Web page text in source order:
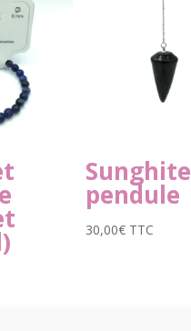
Sunghite
pendule
30,00€ TTC